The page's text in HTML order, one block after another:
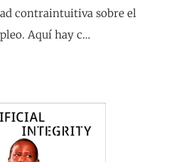
contraintuitiva sobre el
Aquí hay c…